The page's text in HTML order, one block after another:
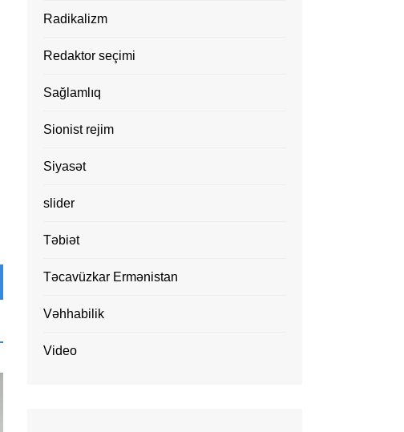
Radikalizm
Redaktor seçimi
Sağlamlıq
Sionist rejim
Siyasət
slider
Təbiət
Təcavüzkar Ermənistan
Vəhhabilik
Video